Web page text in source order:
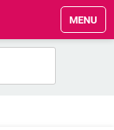
MENU